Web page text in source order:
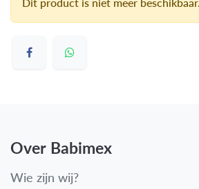
Over Babimex
Wie zijn wij?